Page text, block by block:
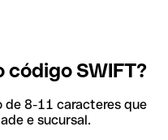
código SWIFT?
de 8-11 caracteres que
e sucursal.